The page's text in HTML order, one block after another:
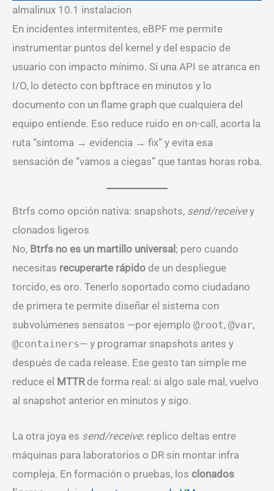
almalinux 10.1 instalacion
En incidentes intermitentes, eBPF me permite
instrumentar puntos del kernel y del espacio de
usuario con impacto mínimo. Si una API se atranca en
I/O, lo detecto con bpftrace en minutos y lo
documento con un flame graph que cualquiera del
equipo entiende. Eso reduce ruido en on-call, acorta la
ruta “síntoma → evidencia → fix” y evita esa
sensación de “vamos a ciegas” que tantas horas roba.
Btrfs como opción nativa: snapshots, send/receivey
clonados ligeros
No, Btrfs no es un martillo universal ; pero cuando
necesitas recuperarte rápido de un despliegue
torcido, es oro. Tenerlo soportado como ciudadano
de primera te permite diseñar el sistema con
subvolúmenes sensatos —por ejemplo @root, @var,
@containers— y programar snapshots antes y
después de cada release. Ese gesto tan simple me
reduce el MTTRde forma real: si algo sale mal, vuelvo
al snapshot anterior en minutos y sigo.
La otra joya es send/receive: replico deltas entre
máquinas para laboratorios o DR sin montar infra
compleja. En formación o pruebas, los clonados